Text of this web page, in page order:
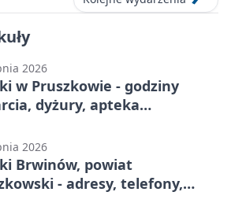
2026
w Pruszkowie - godziny
dyżury, apteka
2026
Brwinów, powiat
- adresy, telefony,